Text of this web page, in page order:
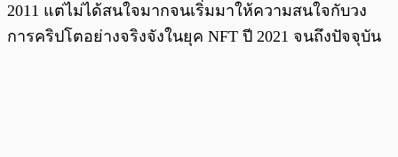
2011 แต่ไม่ได้สนใจมากจนเริ่มมาให้ความสนใจกับวง
การคริปโตอย่างจริงจังในยุค NFT ปี 2021 จนถึงปัจจุบัน